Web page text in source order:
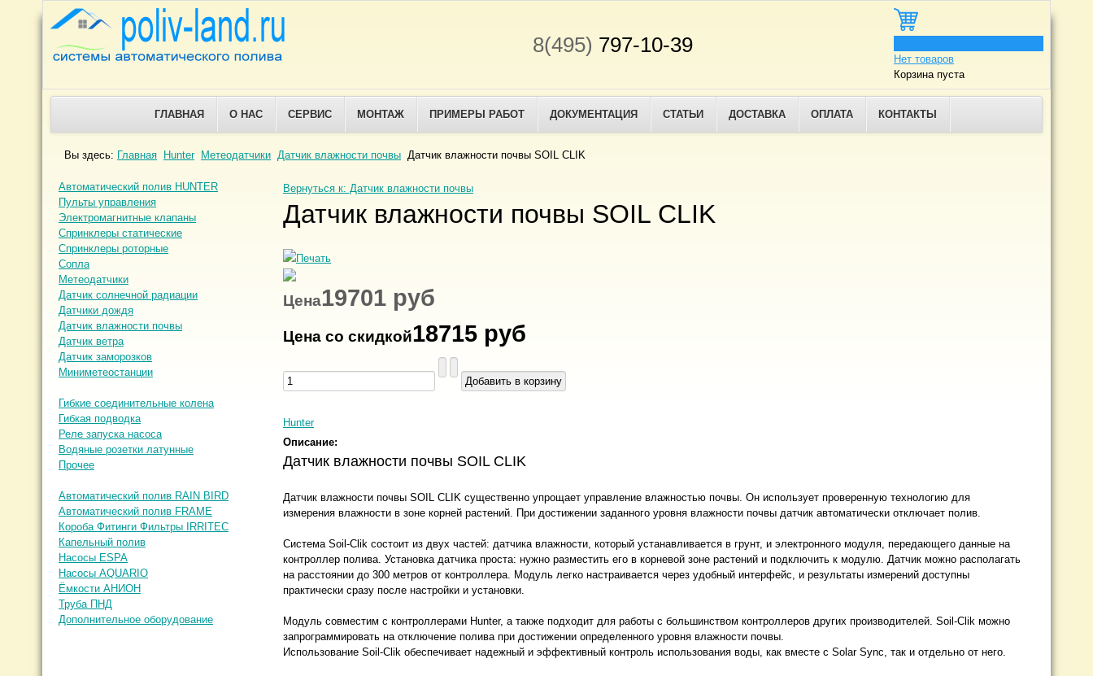
8(495) 797-10-39
Нет товаров
Корзина пуста
ГЛАВНАЯ О НАС СЕРВИС МОНТАЖ ПРИМЕРЫ РАБОТ ДОКУМЕНТАЦИЯ СТАТЬИ ДОСТАВКА ОПЛАТА КОНТАКТЫ
Вы здесь: Главная Hunter Метеодатчики Датчик влажности почвы Датчик влажности почвы SOIL CLIK
Автоматический полив HUNTER
Пульты управления
Электромагнитные клапаны
Спринклеры статические
Спринклеры роторные
Сопла
Метеодатчики
Датчик солнечной радиации
Датчики дождя
Датчик влажности почвы
Датчик ветра
Датчик заморозков
Миниметеостанции
Гибкие соединительные колена
Гибкая подводка
Реле запуска насоса
Водяные розетки латунные
Прочее
Автоматический полив RAIN BIRD
Автоматический полив FRAME
Короба Фитинги Фильтры IRRITEC
Капельный полив
Насосы ESPA
Насосы AQUARIO
Ёмкости АНИОН
Труба ПНД
Дополнительное оборудование
Вернуться к: Датчик влажности почвы
Датчик влажности почвы SOIL CLIK
Цена19701 руб
Цена со скидкой18715 руб
Hunter
Описание:
Датчик влажности почвы SOIL CLIK
Датчик влажности почвы SOIL CLIK существенно упрощает управление влажностью почвы. Он использует проверенную технологию для
измерения влажности в зоне корней растений. При достижении заданного уровня влажности почвы датчик автоматически отключает полив.
Система Soil-Clik состоит из двух частей: датчика влажности, который устанавливается в грунт, и электронного модуля, передающего данные на
контроллер полива. Установка датчика проста: нужно разместить его в корневой зоне растений и подключить к модулю. Датчик можно располагать
на расстоянии до 300 метров от контроллера. Модуль легко настраивается через удобный интерфейс, и результаты измерений доступны
практически сразу после настройки и установки.
Модуль совместим с контроллерами Hunter, а также подходит для работы с большинством контроллеров других производителей. Soil-Clik можно
запрограммировать на отключение полива при достижении определенного уровня влажности почвы.
Использование Soil-Clik обеспечивает надежный и эффективный контроль использования воды, как вместе с Solar Sync, так и отдельно от него.